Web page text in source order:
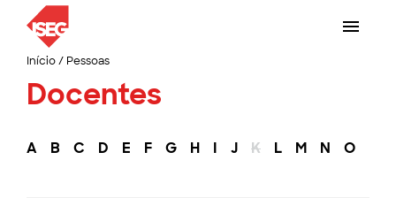
Início/ Pessoas
Docentes
A B C D E F G H I J K L M N O